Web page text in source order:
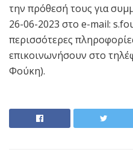
την πρόθεσή τους για
26-06-2023 στo e-mail:
περισσότερες
επικοινωνήσουν στo
Φούκη).